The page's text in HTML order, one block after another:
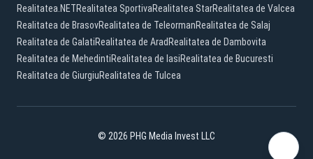
Realitatea.NETRealitatea SportivaRealitatea StarRealitatea de Valcea
Realitatea de BrasovRealitatea de TeleormanRealitatea de Salaj
Realitatea de GalatiRealitatea de Arad Realitatea de Dambovita
Realitatea de MehedintiRealitatea de IasiRealitatea de Bucuresti
Realitatea de GiurgiuRealitatea de Tulcea
© 2026 PHG Media Invest LLC